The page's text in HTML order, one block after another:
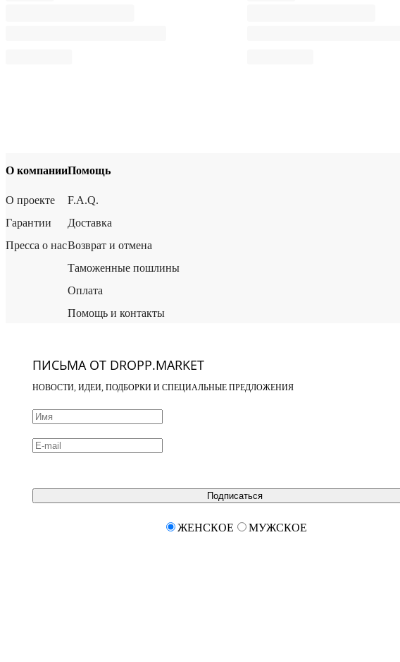
О компании
О проекте
Гарантии
Пресса о нас
Помощь
F.A.Q.
Доставка
Возврат и отмена
Таможенные пошлины
Оплата
Помощь и контакты
ПИСЬМА ОТ DROPP.MARKET
НОВОСТИ, ИДЕИ, ПОДБОРКИ И СПЕЦИАЛЬНЫЕ ПРЕДЛОЖЕНИЯ
Подписаться
ЖЕНСКОЕ МУЖСКОЕ